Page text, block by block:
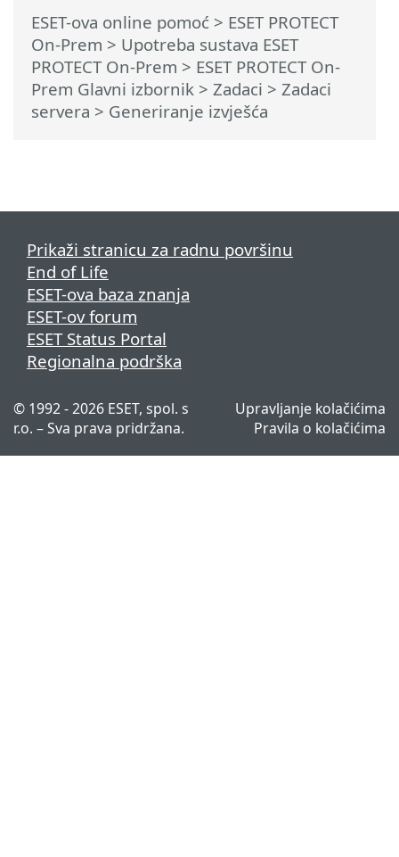
ESET-ova online pomoć > ESET PROTECT
On-Prem > Upotreba sustava ESET
PROTECT On-Prem > ESET PROTECT On-
Prem Glavni izbornik > Zadaci > Zadaci
servera > Generiranje izvješća
Prikaži stranicu za radnu površinu
End of Life
ESET-ova baza znanja
ESET-ov forum
ESET Status Portal
Regionalna podrška
© 1992 - 2026 ESET, spol. s
r.o. – Sva prava pridržana.
Upravljanje kolačićima
Pravila o kolačićima